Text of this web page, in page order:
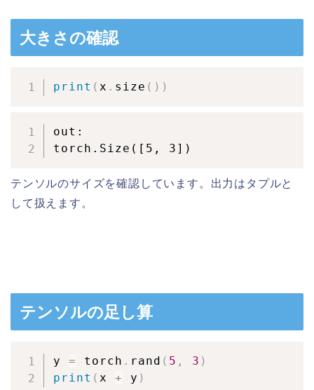
大きさの確認
print ( x . size ( ) )
out:
torch.Size([5, 3])
テンソルのサイズを確認しています。出力はタプルと
して扱えます。
テンソルの足し算
y = torch . rand ( 5 , 3 )
print ( x + y )